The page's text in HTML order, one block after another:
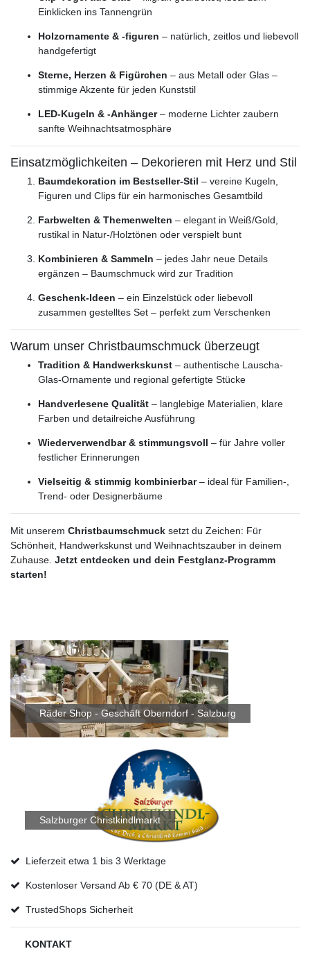
Einklicken ins Tannengrün
Holzornamente & -figuren – natürlich, zeitlos und liebevoll
handgefertigt
Sterne, Herzen & Figürchen – aus Metall oder Glas –
stimmige Akzente für jeden Kunststil
LED-Kugeln & -Anhänger– moderne Lichter zaubern
sanfte Weihnachtsatmosphäre
Einsatzmöglichkeiten – Dekorieren mit Herz und Stil
Baumdekoration im Bestseller-Stil – vereine Kugeln,
Figuren und Clips für ein harmonisches Gesamtbild
Farbwelten & Themenwelten – elegant in Weiß/Gold,
rustikal in Natur-/Holztönen oder verspielt bunt
Kombinieren & Sammeln – jedes Jahr neue Details
ergänzen – Baumschmuck wird zur Tradition
Geschenk-Ideen – ein Einzelstück oder liebevoll
zusammen gestelltes Set – perfekt zum Verschenken
Warum unser Christbaumschmuck überzeugt
Tradition & Handwerkskunst – authentische Lauscha-
Glas-Ornamente und regional gefertigte Stücke
Handverlesene Qualität – langlebige Materialien, klare
Farben und detailreiche Ausführung
Wiederverwendbar & stimmungsvoll – für Jahre voller
festlicher Erinnerungen
Vielseitig & stimmig kombinierbar– ideal für Familien-,
Trend- oder Designerbäume
Mit unserem Christbaumschmuck setzt du Zeichen: Für
Schönheit, Handwerkskunst und Weihnachtszauber in deinem
Zuhause. Jetzt entdecken und dein Festglanz-Programm
starten!
Räder Shop - Geschäft Oberndorf - Salzburg
Salzburger Christkindlmarkt
Lieferzeit etwa 1 bis 3 Werktage
Kostenloser Versand Ab € 70 (DE & AT)
TrustedShops Sicherheit
KONTAKT